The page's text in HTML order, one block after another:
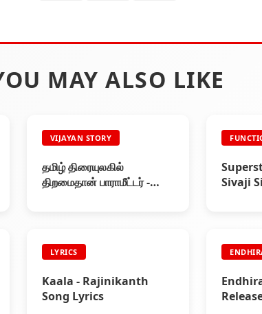
MAY ALSO LIKE
VIJAYAN STORY
தமிழ் திரையுலகில்
திறமைதான் பாராமீட்டர் -
Sivaji
LYRICS
Kaala - Rajinikanth
Song Lyrics